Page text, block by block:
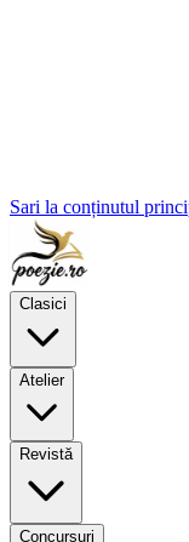
Sari la conținutul
Clasici
Atelier
Revistă
Concursuri